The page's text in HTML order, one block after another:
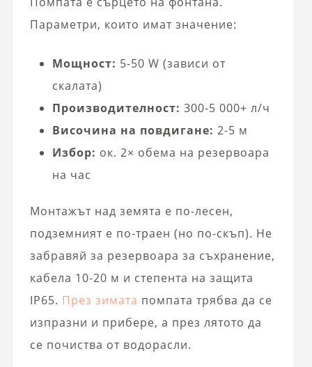
Параметри, които имат значение:
Мощност: 5-50 W (зависи от
скалата)
Производителност: 300-5 000+ л/ч
Височина на повдигане: 2-5 м
Избор: ок. 2× обема на резервоара
на час
Монтажът над земята е по-лесен,
подземният е по-траен (но по-скъп). Не
забравяй за резервоара за съхранение,
кабела 10-20 м и степента на защита
IP65. През зимата помпата трябва да се
изпразни и прибере, а през лятото да
се почиства от водорасли.